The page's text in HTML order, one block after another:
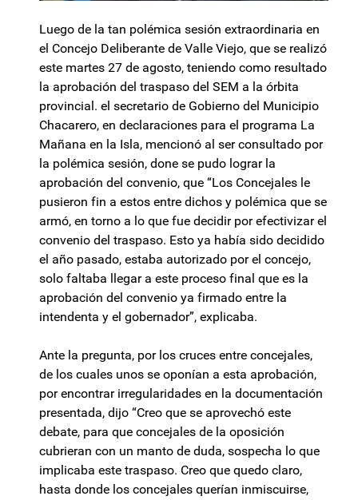
Luego de la tan polémica sesión extraordinaria en
el Concejo Deliberante de Valle Viejo, que se realizó
este martes 27 de agosto, teniendo como resultado
la aprobación del traspaso del SEM a la órbita
provincial. el secretario de Gobierno del Municipio
Chacarero, en declaraciones para el programa La
Mañana en la Isla, mencionó al ser consultado por
la polémica sesión, done se pudo lograr la
aprobación del convenio, que “Los Concejales le
pusieron fin a estos entre dichos y polémica que se
armó, en torno a lo que fue decidir por efectivizar el
convenio del traspaso. Esto ya había sido decidido
el año pasado, estaba autorizado por el concejo,
solo faltaba llegar a este proceso final que es la
aprobación del convenio ya firmado entre la
intendenta y el gobernador”, explicaba.
Ante la pregunta, por los cruces entre concejales,
de los cuales unos se oponían a esta aprobación,
por encontrar irregularidades en la documentación
presentada, dijo “Creo que se aprovechó este
debate, para que concejales de la oposición
cubrieran con un manto de duda, sospecha lo que
implicaba este traspaso. Creo que quedo claro,
hasta donde los concejales querían inmiscuirse,